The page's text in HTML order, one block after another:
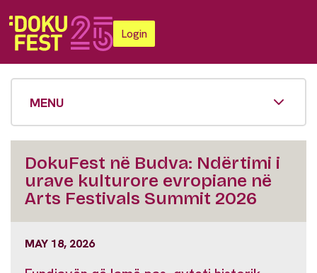
Login
MENU
DokuFest në Budva: Ndërtimi i
urave kulturore evropiane në
Arts Festivals Summit 2026
MAY 18, 2026